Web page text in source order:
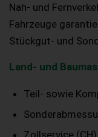
Nah- und
Fahrzeuge
Stückgut- und
Land- und
Teil- sowie